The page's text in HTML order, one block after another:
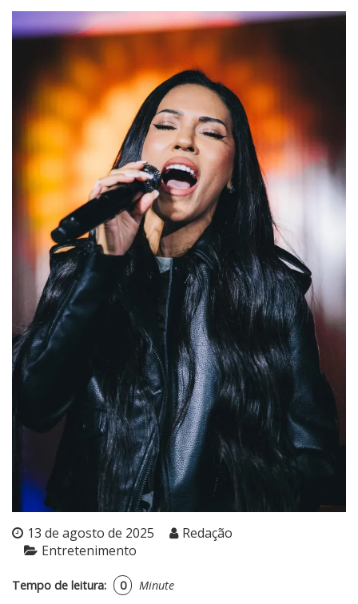
13 de agosto de 2025
Redação
Entretenimento
Tempo de leitura: 0 Minute